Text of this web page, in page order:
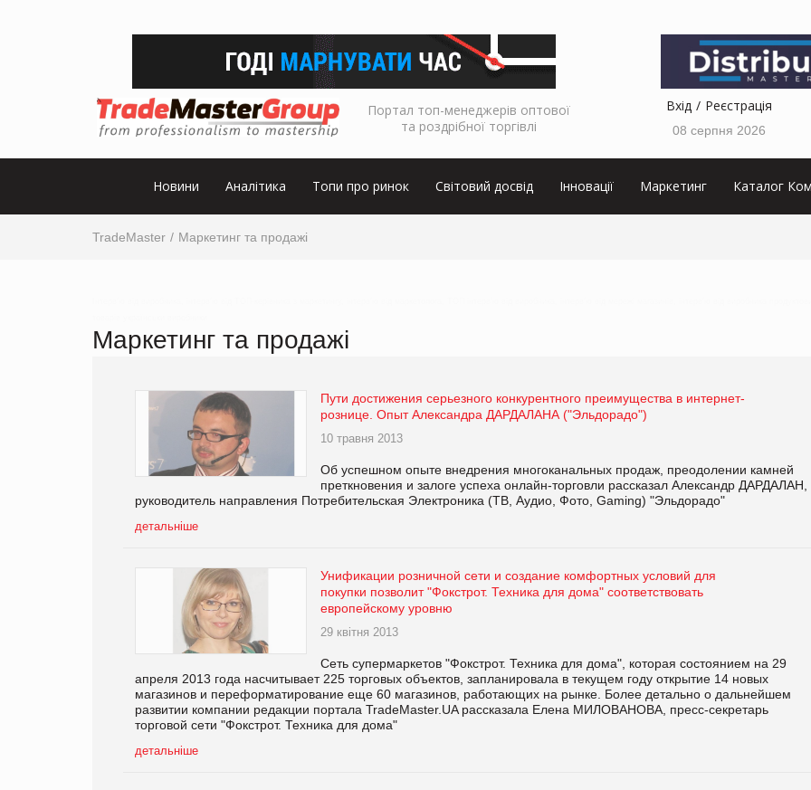
Портал топ-менеджерів оптової
та роздрібної торгівлі
Вхід Реєстрація
08 серпня 2026
Новини Аналітика Топи про ринок Світовий досвід Інновації Маркетинг Каталог
TradeMaster Маркетинг та продажі
Маркетинг та продажі
Пути достижения серьезного конкурентного преимущества в интернет-
рознице. Опыт Александра ДАРДАЛАНА ("Эльдорадо")
10 травня 2013
Об успешном опыте внедрения многоканальных продаж, преодолении камней
преткновения и залоге успеха онлайн-торговли рассказал Александр ДАРДАЛАН,
руководитель направления Потребительская Электроника (ТВ, Aудио, Фото, Gaming) "Эльдорадо"
детальніше
Унификации розничной сети и создание комфортных условий для
покупки позволит "Фокстрот. Техника для дома" соответствовать
европейскому уровню
29 квітня 2013
Сеть супермаркетов "Фокстрот. Техника для дома", которая состоянием на 29
апреля 2013 года насчитывает 225 торговых объектов, запланировала в текущем году открытие 14 новых
магазинов и переформатирование еще 60 магазинов, работающих на рынке. Более детально о дальнейшем
развитии компании редакции портала TradeMaster.UA рассказала Елена МИЛОВАНОВА, пресс-секретарь
торговой сети "Фокстрот. Техника для дома"
детальніше